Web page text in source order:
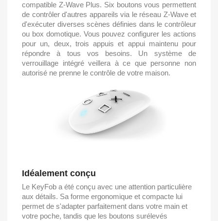
compatible Z-Wave Plus. Six boutons vous permettent
de contrôler d'autres appareils via le réseau Z-Wave et
d'exécuter diverses scènes définies dans le contrôleur
ou box domotique. Vous pouvez configurer les actions
pour un, deux, trois appuis et appui maintenu pour
répondre à tous vos besoins. Un système de
verrouillage intégré veillera à ce que personne non
autorisé ne prenne le contrôle de votre maison.
Idéalement conçu
Le KeyFob a été conçu avec une attention particulière
aux détails. Sa forme ergonomique et compacte lui
permet de s'adapter parfaitement dans votre main et
votre poche, tandis que les boutons surélevés